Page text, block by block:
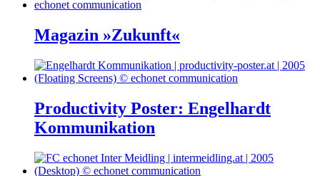
Magazin »Zukunft«
Productivity Poster: Engelhardt
Kommunikation